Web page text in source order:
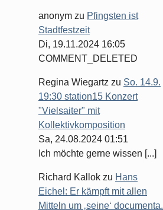
anonym zu Pfingsten ist
Stadtfestzeit
Di, 19.11.2024 16:05
COMMENT_DELETED
Regina Wiegartz zu So. 14.9.
19:30 station15 Konzert
"Vielsaiter" mit
Kollektivkomposition
Sa, 24.08.2024 01:51
Ich möchte gerne wissen [...]
Richard Kallok zu Hans
Eichel: Er kämpft mit allen
Mitteln um ‚seine‘ documenta.